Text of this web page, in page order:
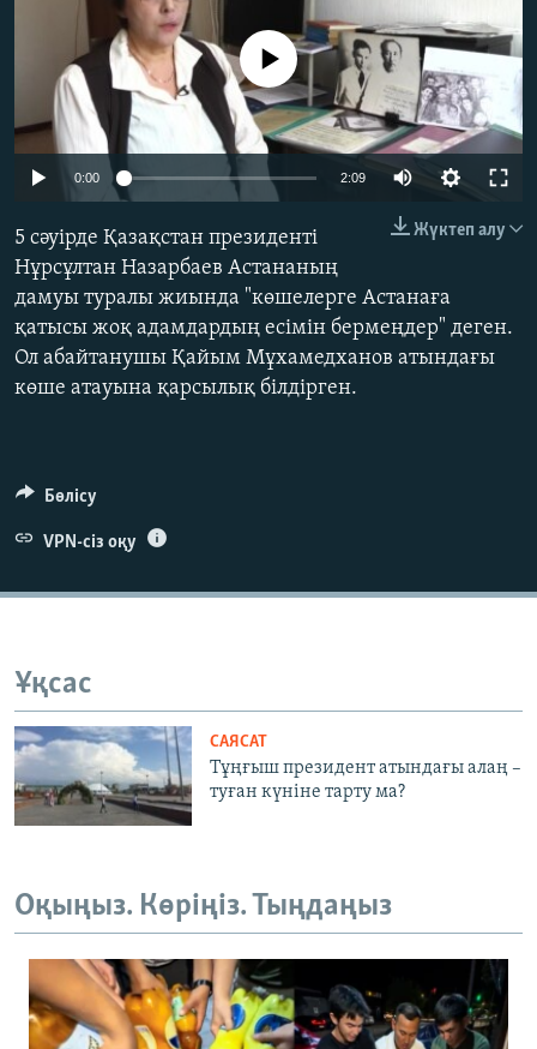
ЖАЗЫЛЫҢЫЗ
Басқа тілдерде
No media source currently available
0:00 2:09
Жүктеп алу
5 сәуірде Қазақстан президенті
Нұрсұлтан Назарбаев Астананың
дамуы туралы жиында "көшелерге Астанаға
қатысы жоқ адамдардың есімін бермеңдер" деген.
Ол абайтанушы Қайым Мұхамедханов атындағы
көше атауына қарсылық білдірген.
Бөлісу
VPN-сіз оқу
Ұқсас
САЯСАТ
Тұңғыш президент атындағы алаң –
туған күніне тарту ма?
Оқыңыз. Көріңіз. Тыңдаңыз